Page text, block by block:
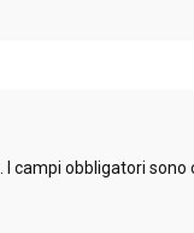
I campi obbligatori